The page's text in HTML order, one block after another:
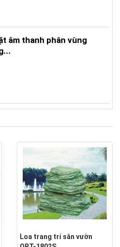
âm thanh phân vùng
Loa trang trí sân vườn